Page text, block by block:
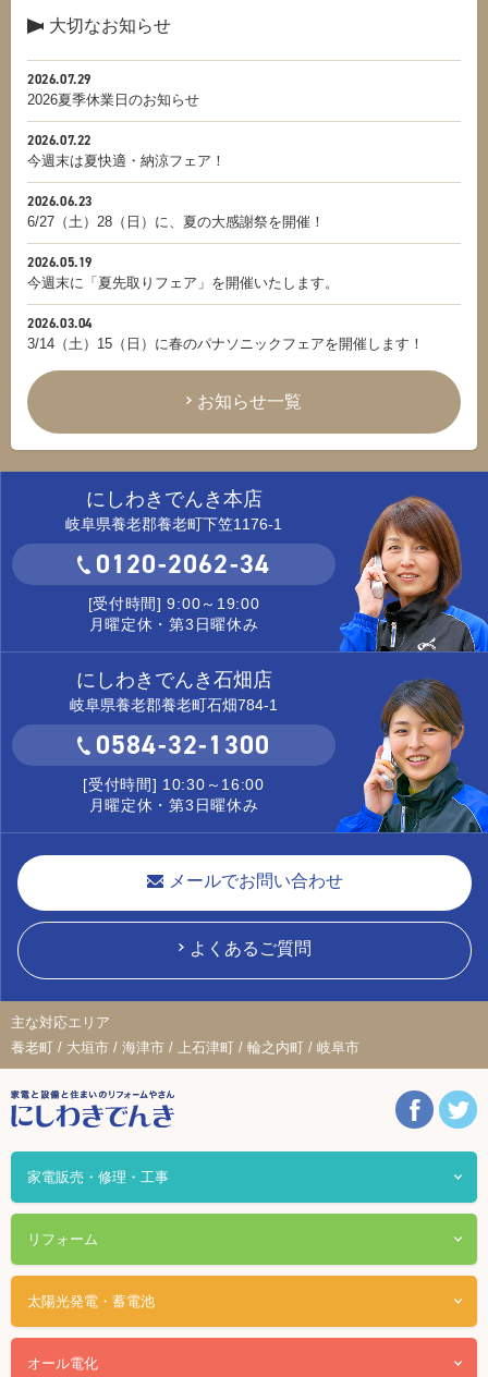
大切なお知らせ
2026.07.29
2026夏季休業日のお知らせ
2026.07.22
今週末は夏快適・納涼フェア！
2026.06.23
6/27（土）28（日）に、夏の大感謝祭を開催！
2026.05.19
今週末に「夏先取りフェア」を開催いたします。
2026.03.04
3/14（土）15（日）に春のパナソニックフェアを開催します！
お知らせ一覧
にしわきでんき本店
岐阜県養老郡養老町下笠1176-1
0120-2062-34
[受付時間] 9:00～19:00
月曜定休・第3日曜休み
にしわきでんき石畑店
岐阜県養老郡養老町石畑784-1
0584-32-1300
[受付時間] 10:30～16:00
月曜定休・第3日曜休み
メールでお問い合わせ
よくあるご質問
主な対応エリア
養老町 / 大垣市 / 海津市 / 上石津町 / 輪之内町 / 岐阜市
家電販売・修理・工事
リフォーム
太陽光発電・蓄電池
オール電化